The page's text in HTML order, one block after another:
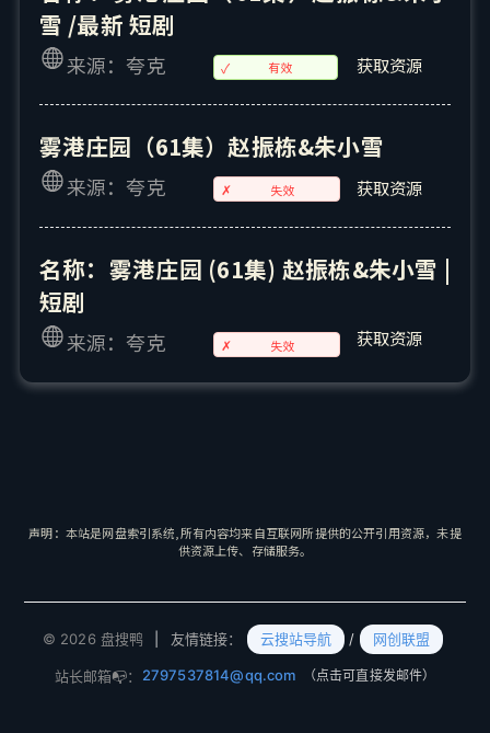
雪 /最新 短剧
来源：夸克 ✓ 有效 获取资源
雾港庄园（61集）赵振栋&朱小雪
来源：夸克 ✗ 失效 获取资源
名称：雾港庄园 (61集) 赵振栋&朱小雪 |
短剧
来源：夸克 ✗ 失效 获取资源
声明：本站是网盘索引系统,所有内容均来自互联网所提供的公开引用资源，未提
供资源上传、存储服务。
© 2026 盘搜鸭 友情链接： 云搜站导航 / 网创联盟
站长邮箱📭： 2797537814@qq.com （点击可直接发邮件）